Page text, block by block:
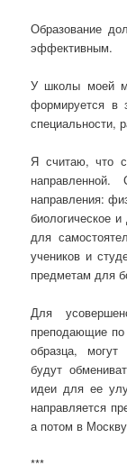
Образование
эффективным.
У школы моей
формируется в
специальности,
Я считаю, что
направления:
биологическое
для
учеников и
предметам для
Для
преподающие по
образца,
будут
идеи для ее
направляется
а потом в
***